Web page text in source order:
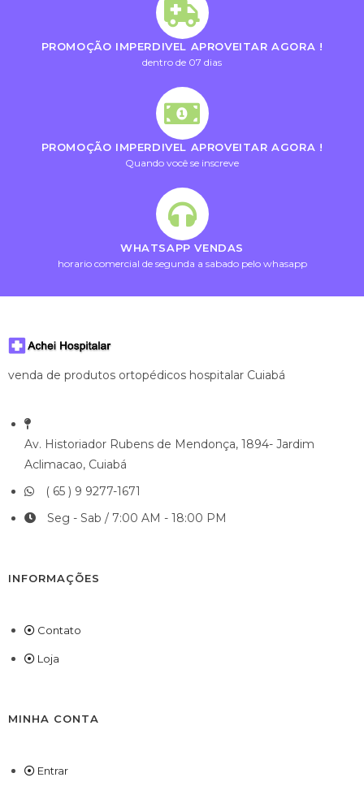
PROMOÇÃO IMPERDIVEL APROVEITAR AGORA !
dentro de 07 dias
PROMOÇÃO IMPERDIVEL APROVEITAR AGORA !
Quando você se inscreve
WHATSAPP VENDAS
horario comercial de segunda a sabado pelo whasapp
venda de produtos ortopédicos hospitalar Cuiabá
Av. Historiador Rubens de Mendonça, 1894- Jardim
Aclimacao, Cuiabá
( 65 ) 9 9277-1671
Seg - Sab / 7:00 AM - 18:00 PM
INFORMAÇÕES
Contato
Loja
MINHA CONTA
Entrar